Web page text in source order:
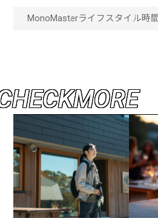
MonoMasterライフスタイル時
HECKMORE